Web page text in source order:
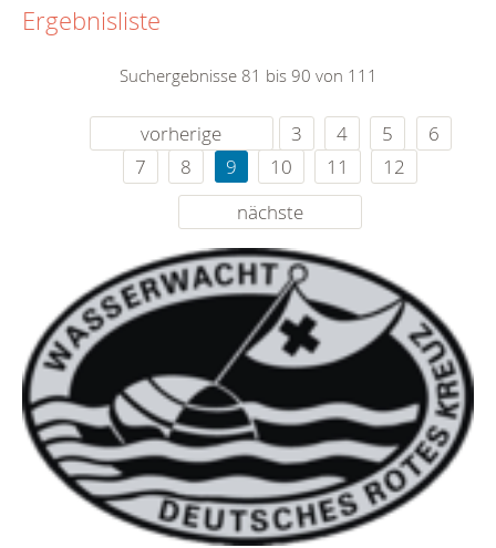
Ergebnisliste
Suchergebnisse 81 bis 90 von 111
vorherige 3 4 5
6
7
8 9 10 11
12
nächste